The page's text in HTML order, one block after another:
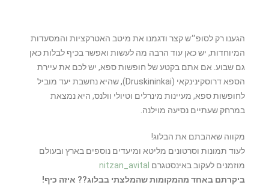
הגענו רק לסופ״ש קצר ודגמנו את מיטב האטרקציות והמסעדות
המיוחדות, יש כאן עוד הרבה מה לעשות ואפשר בכיף לבלות כאן
גם שבוע. אם אתם בקטע של חופשות ספא, יש לכם את עיירת
הספא דרוסקינינקאי (Druskininkai), שהיא נחשבת יעד מוביל
לחופשות ספא, מעיינות מינרלים וטיולי וולנס, היא נמצאת
במרחק שעתיים נסיעה מוילנה.
מקווה שאהבתם את הבלוג!
לעוד תמונות וסרטונים מליטא ומיעדים נוספים בארץ ובעולם
מוזמנים לעקוב באינסטגרם nitzan_avital
ביקרתם באחד מהמקומות שהמלצתי בבלוג?? איזה כיף!